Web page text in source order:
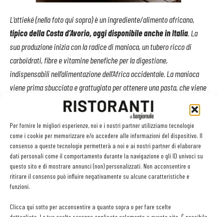
Per fornire le migliori esperienze, noi e i nostri partner utilizziamo tecnologie
come i cookie per memorizzare e/o accedere alle informazioni del dispositivo. Il
consenso a queste tecnologie permetterà a noi e ai nostri partner di elaborare
dati personali come il comportamento durante la navigazione o gli ID univoci su
questo sito e di mostrare annunci (non) personalizzati. Non acconsentire o
ritirare il consenso può influire negativamente su alcune caratteristiche e
funzioni.
Clicca qui sotto per acconsentire a quanto sopra o per fare scelte
L’attieké (nella foto qui sopra)è un ingrediente/alimento africano,
tipico della Costa d’Avorio, oggi disponibile anche in Italia. La
sua produzione inizia con la radice di manioca, un tubero ricco di
carboidrati, fibre e vitamine benefiche per la digestione,
indispensabili nell’alimentazione dell’Africa occidentale. La manioca
viene prima sbucciata e grattugiata per ottenere una pasta, che viene
poi fermentata per diversi giorni. Questo processo di fermentazione è
cruciale, poiché conferisce all’attieké il suo sapore tipico
e distintivo,
leggermente acidulo.
Dopo la fermentazione, la pasta di manioca viene cotta a
vapore, creando una consistenzagranulosa simile a quella
couscous. Lo si trovaabbastanza comunementenei negozi di
riscaldare, già prontoper l’uso o secco, da cuocerea vapore, come si